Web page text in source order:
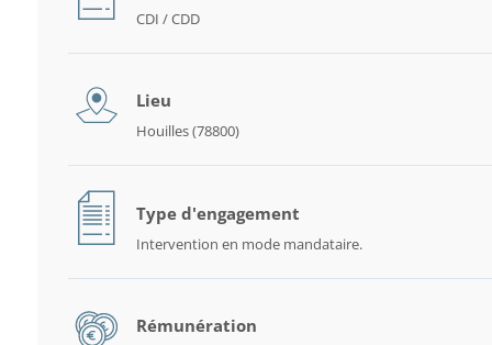
CDI / CDD
Lieu
Houilles (78800)
Type d'engagement
Intervention en mode mandataire.
Rémunération